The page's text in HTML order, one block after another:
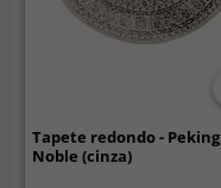
Tapete redondo - Peking
Noble (cinza)